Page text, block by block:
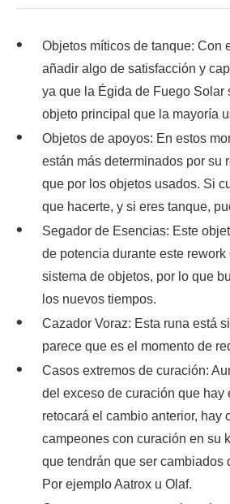
Objetos míticos de tanque: Con
añadir algo de satisfacción y
ya que la Égida de Fuego Solar
objeto principal que la mayoría
Objetos de apoyos: En estos
están más determinados por su
que por los objetos usados. Si
que hacerte, y si eres tanque,
Segador de Esencias: Este
de potencia durante este rework
sistema de objetos, por lo que
los nuevos tiempos.
Cazador Voraz: Esta runa está
parece que es el momento de
Casos extremos de curación:
del exceso de curación que hay
retocará el cambio anterior, hay
campeones con curación en su
que tendrán que ser cambiados
Por ejemplo Aatrox u Olaf.